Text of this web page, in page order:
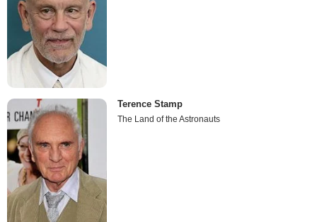
Terence Stamp
The Land of the Astronauts